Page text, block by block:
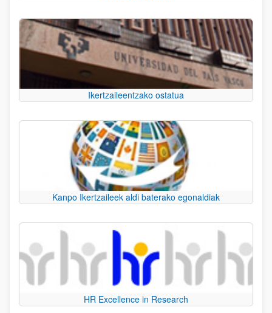
Ikertzaileentzako ostatua
Kanpo Ikertzaileek aldi baterako egonaldiak
HR Excellence in Research